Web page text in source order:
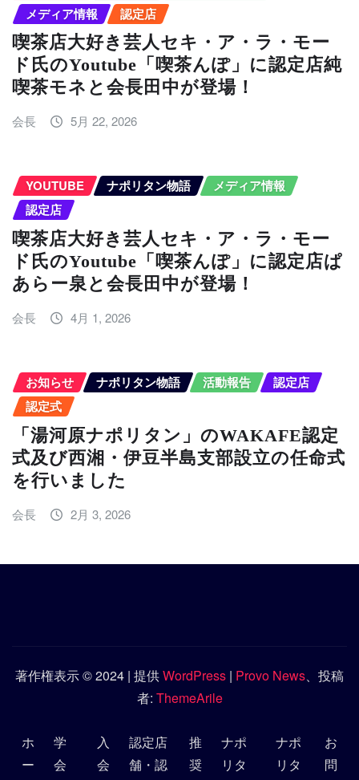
メディア情報
認定店
喫茶店大好き芸人セキ・ア・ラ・モー
ド氏のYoutube「喫茶んぽ」に認定店純
喫茶モネと会長田中が登場！
会長 5月 22, 2026
YOUTUBE ナポリタン物語
メディア情報
認定店
喫茶店大好き芸人セキ・ア・ラ・モー
ド氏のYoutube「喫茶んぽ」に認定店ぱ
あらー泉と会長田中が登場！
会長 4月 1, 2026
お知らせ ナポリタン物語 活動報告
認定店
認定式
「湯河原ナポリタン」のWAKAFE認定
式及び西湘・伊豆半島支部設立の任命式
を行いました
会長 2月 3, 2026
著作権表示 © 2024 | 提供WordPress | Provo News、投稿
者: ThemeArile
ホ
ー
学
会
入
会
認定店
舗・認
推
奨
ナポ
リタ
ナポ
リタ
お
問